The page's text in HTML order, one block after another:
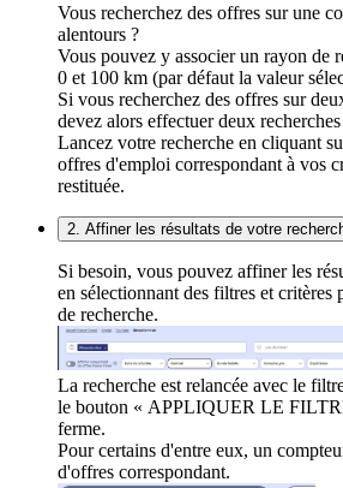
Vous recherchez des offres sur une
alentours ?
Vous pouvez y associer un rayon de
0 et 100 km (par défaut la valeur
Si vous recherchez des offres sur
devez alors effectuer deux recherches
Lancez votre recherche en cliquant
offres d'emploi correspondant à vos
restituée.
2. Affiner les résultats de votre
Si besoin, vous pouvez affiner les
en sélectionnant des filtres et critères
de recherche.
La recherche est relancée avec le
le bouton « APPLIQUER LE
ferme.
Pour certains d'entre eux, un
d'offres correspondant.